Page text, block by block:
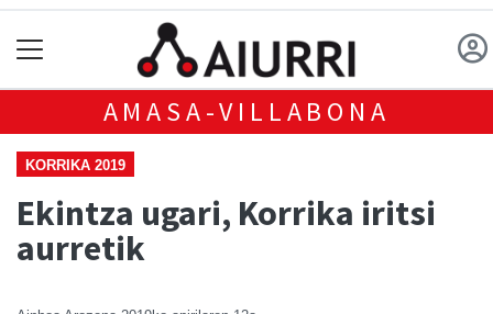
AMASA-VILLABONA
KORRIKA 2019
Ekintza ugari, Korrika iritsi
aurretik